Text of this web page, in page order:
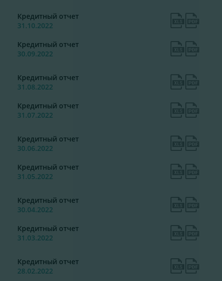
Кредитный отчет
31.10.2022
Кредитный отчет
30.09.2022
Кредитный отчет
31.08.2022
Кредитный отчет
31.07.2022
Кредитный отчет
30.06.2022
Кредитный отчет
31.05.2022
Кредитный отчет
30.04.2022
Кредитный отчет
31.03.2022
Кредитный отчет
28.02.2022